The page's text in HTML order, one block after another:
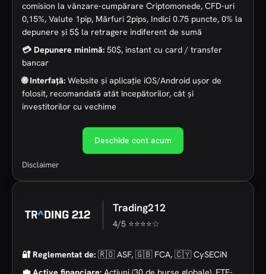
comision la vânzare-cumpărare Criptomonede, CFD-uri
0,15%, Valute 1pip, Mărfuri 2pips, Indici 0.75 puncte, 0% la
depunere și 5$ la retragere indiferent de sumă
💳 Depunere minimă: 50$, instant cu card / transfer
bancar
🌐 Interfață: Website și aplicație iOS/Android ușor de
folosit, recomandată atât începătorilor, cât și
investitorilor cu vechime
Deschide cont acum
Disclaimer
Trading212
4/5 ⭐⭐⭐⭐☆
🔐 Reglementat de: 🇷🇴 ASF, 🇬🇧 FCA, 🇨🇾 CySECiN